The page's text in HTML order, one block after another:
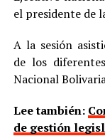
el presidente de
A la sesión
de los
Nacional
Lee también:
de gestión